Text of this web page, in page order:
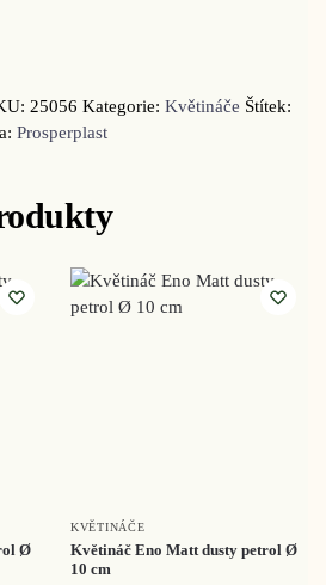
25056 Kategorie: Květináče Štítek:
Prosperplast
Ø
KVĚTINÁČE
Květináč Eno Matt dusty petrol Ø
10 cm